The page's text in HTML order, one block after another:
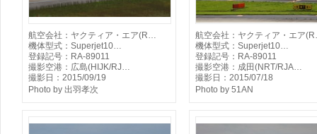
航空会社：ヤクティア・エア(R…
機体型式：Superjet10…
登録記号：RA-89011
撮影空港：広島(HIJK/RJ…
撮影日：2015/09/19
Photo by 出羽孝次
航空会社：ヤクティア・エア
機体型式：Superjet10…
登録記号：RA-89011
撮影空港：成田(NRT/RJA…
撮影日：2015/07/18
Photo by 51AN